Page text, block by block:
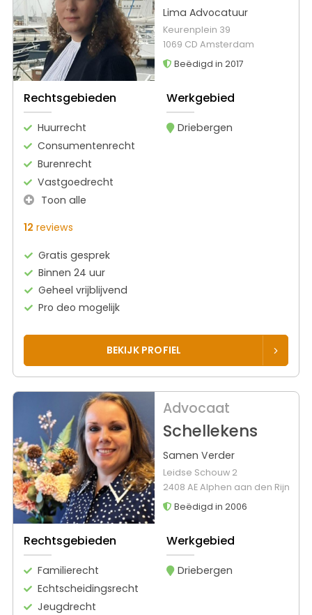
Lima Advocatuur
Keurenplein 39
1069 CD Amsterdam
Beëdigd in 2017
Rechtsgebieden
Huurrecht
Consumentenrecht
Burenrecht
Vastgoedrecht
Toon alle
Werkgebied
Driebergen
12 reviews
Gratis gesprek
Binnen 24 uur
Geheel vrijblijvend
Pro deo mogelijk
BEKIJK PROFIEL
Advocaat
Schellekens
Samen Verder
Leidse Schouw 2
2408 AE Alphen aan den Rijn
Beëdigd in 2006
Rechtsgebieden
Familierecht
Echtscheidingsrecht
Jeugdrecht
Werkgebied
Driebergen